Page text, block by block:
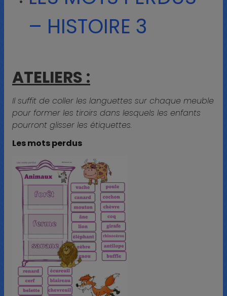
– HISTOIRE 3
ATELIERS :
Il suffit de coller les languettes sur chaque meuble
pour former les tiroirs dans lesquels les enfants
pourront glisser les étiquettes.
Les mots perdus